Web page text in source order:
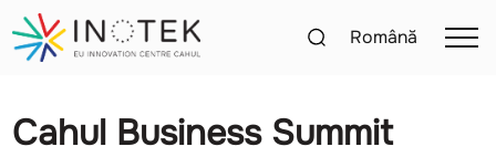
Română
Cahul Business Summit